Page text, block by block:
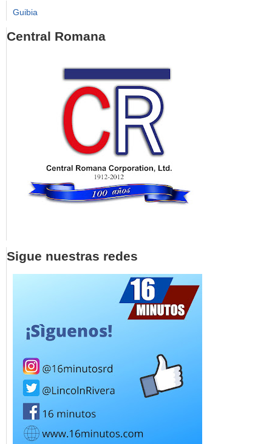
Guibia
Central Romana
Sigue nuestras redes